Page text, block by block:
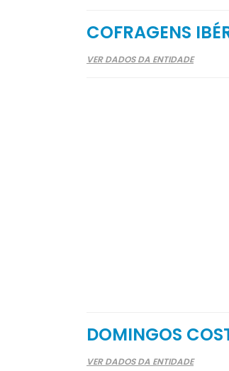
COFRAGENS
VER DADOS DA ENTIDADE
DOMINGOS
VER DADOS DA ENTIDADE